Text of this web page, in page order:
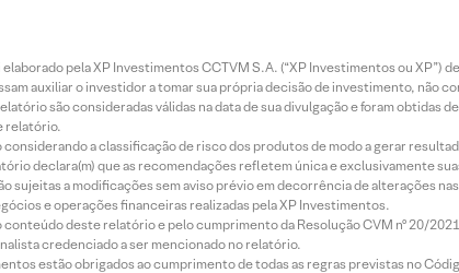
pela XP Investimentos CCTVM S.A. (“XP Investimentos ou
auxiliar o investidor a tomar sua própria decisão de investimento, não
são consideradas válidas na data de sua divulgação e foram obtidas
relatório.
a classificação de risco dos produtos de modo a gerar
declara(m) que as recomendações refletem única e exclusivamente
sujeitas a modificações sem aviso prévio em decorrência de alterações
e operações financeiras realizadas pela XP Investimentos.
conteúdo deste relatório e pelo cumprimento da Resolução CVM nº 20/
credenciado a ser mencionado no relatório.
estão obrigados ao cumprimento de todas as regras previstas no